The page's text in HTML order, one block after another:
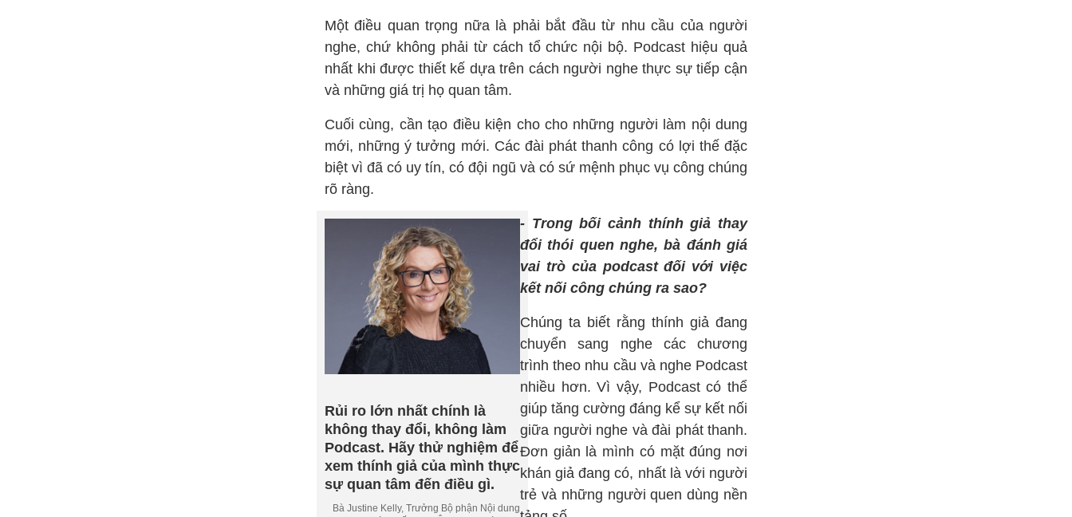
Một điều quan trọng nữa là phải bắt đầu từ nhu cầu của người
nghe, chứ không phải từ cách tổ chức nội bộ. Podcast hiệu quả
nhất khi được thiết kế dựa trên cách người nghe thực sự tiếp cận
và những giá trị họ quan tâm.
Cuối cùng, cần tạo điều kiện cho cho những người làm nội dung
mới, những ý tưởng mới. Các đài phát thanh công có lợi thế đặc
biệt vì đã có uy tín, có đội ngũ và có sứ mệnh phục vụ công chúng
rõ ràng.
Rủi ro lớn nhất chính là
không thay đổi, không làm
Podcast. Hãy thử nghiệm để
xem thính giả của mình thực
sự quan tâm đến điều gì.
Bà Justine Kelly, Trưởng Bộ phận Nội dung
- Trong bối cảnh thính giả thay
đổi thói quen nghe, bà đánh giá
vai trò của podcast đối với việc
kết nối công chúng ra sao?
Chúng ta biết rằng thính giả đang
chuyển sang nghe các chương
trình theo nhu cầu và nghe Podcast
nhiều hơn. Vì vậy, Podcast có thể
giúp tăng cường đáng kể sự kết nối
giữa người nghe và đài phát thanh.
Đơn giản là mình có mặt đúng nơi
khán giả đang có, nhất là với người
trẻ và những người quen dùng nền